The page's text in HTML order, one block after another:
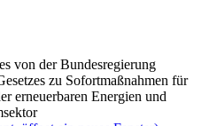
von der Bundesregierung
zu Sofortmaßnahmen für
erneuerbaren Energien und